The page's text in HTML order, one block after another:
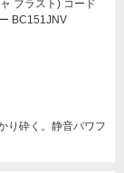
ブラスト) コード
BC151JNV
り砕く。静音パワフ